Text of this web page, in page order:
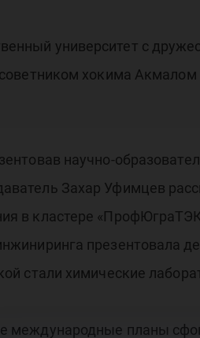
университет с
советником хокима
научно-
Захар Уфимцев
в кластере
презентовала
стали химические
международные планы